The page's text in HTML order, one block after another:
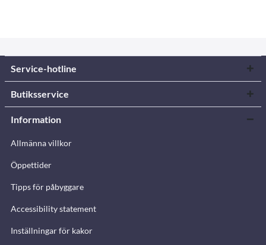
Service-hotline
Butiksservice
Information
Allmänna villkor
Öppettider
Tipps för påbyggare
Accessibility statement
Inställningar för kakor